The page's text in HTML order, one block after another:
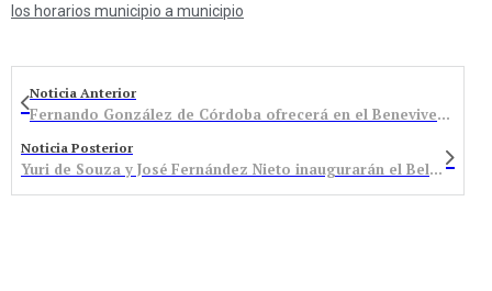
los horarios municipio a municipio
Noticia Anterior
Fernando González de Córdoba ofrecerá en el Benevivere una conferencia bajo el título “Elogio y reivindicación del arte y oficio de declamar”
Noticia Posterior
Yuri de Souza y José Fernández Nieto inaugurarán el Belén de Folgoso de la Ribera